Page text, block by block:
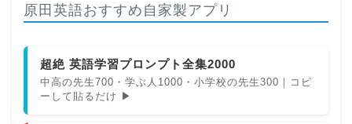
原田英語おすすめ自家製アプリ
超絶 英語学習プロンプト全集2000
中高の先生700・学ぶ人1000・小学校の先生300｜コピ
ーして貼るだけ ▶